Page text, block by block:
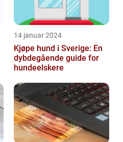
14 januar 2024
Kjøpe hund i Sverige: En
dybdegående guide for
hundeelskere